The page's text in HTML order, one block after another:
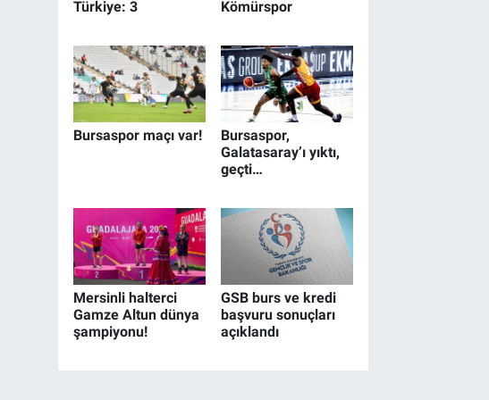
Türkiye: 3
Kömürspor
Bursaspor maçı var!
Bursaspor,
Galatasaray’ı yıktı,
geçti…
Mersinli halterci
Gamze Altun dünya
şampiyonu!
GSB burs ve kredi
başvuru sonuçları
açıklandı